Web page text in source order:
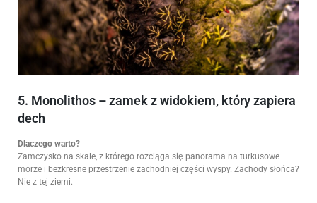
5. Monolithos – zamek z widokiem, który zapiera
dech
Dlaczego warto?
Zamczysko na skale, z którego rozciąga się panorama na turkusowe
morze i bezkresne przestrzenie zachodniej części wyspy. Zachody słońca?
Nie z tej ziemi.